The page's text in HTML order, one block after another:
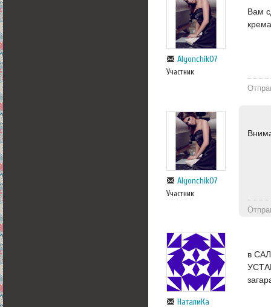
Alyonchik07
Участник
Вам
Alyonchik07
Участник
НаталиКа
в